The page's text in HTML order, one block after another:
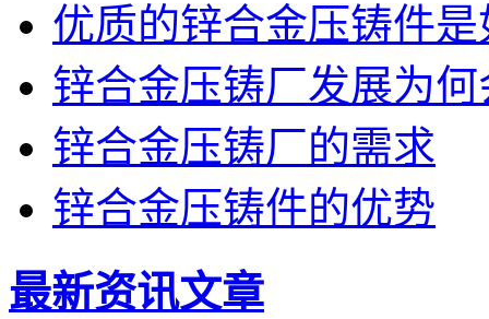
优质的锌合金压铸件
锌合金压铸厂发展为
锌合金压铸厂的需求
锌合金压铸件的优势
最新资讯文章